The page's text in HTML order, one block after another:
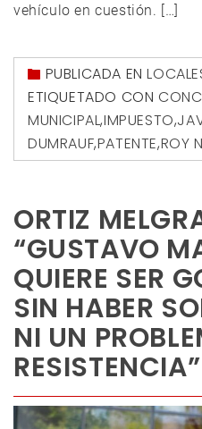
vehículo en cuestión. […]
PUBLICADA EN
ETIQUETADO CON
MUNICIPAL,IMPUESTO,
DUMRAUF,PATENTE,ROY
ORTIZ
“GUSTAVO
QUIERE SER
SIN HABER
NI UN
RESISTENCIA”